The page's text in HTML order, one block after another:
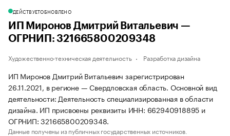
ДЕЙСТВУЕТОБНОВЛЕНО
ИП Миронов Дмитрий Витальевич —
ОГРНИП: 321665800209348
Художественно-техническая деятельность Разработка дизайна
ИП Миронов Дмитрий Витальевич зарегистрирован
26.11.2021, в регионе — Свердловская область. Основной вид
деятельности: Деятельность специализированная в области
дизайна. ИП присвоены реквизиты ИНН: 662940918895 и
ОГРНИП: 321665800209348.
Данные получены из публичных государственных источников.